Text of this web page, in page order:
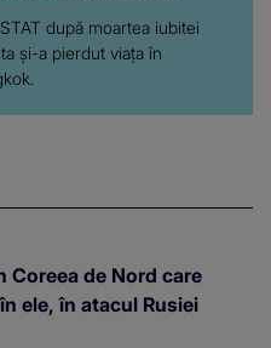
după moartea iubitei
și-a pierdut viața în
Coreea de Nord care
ele, în atacul Rusiei